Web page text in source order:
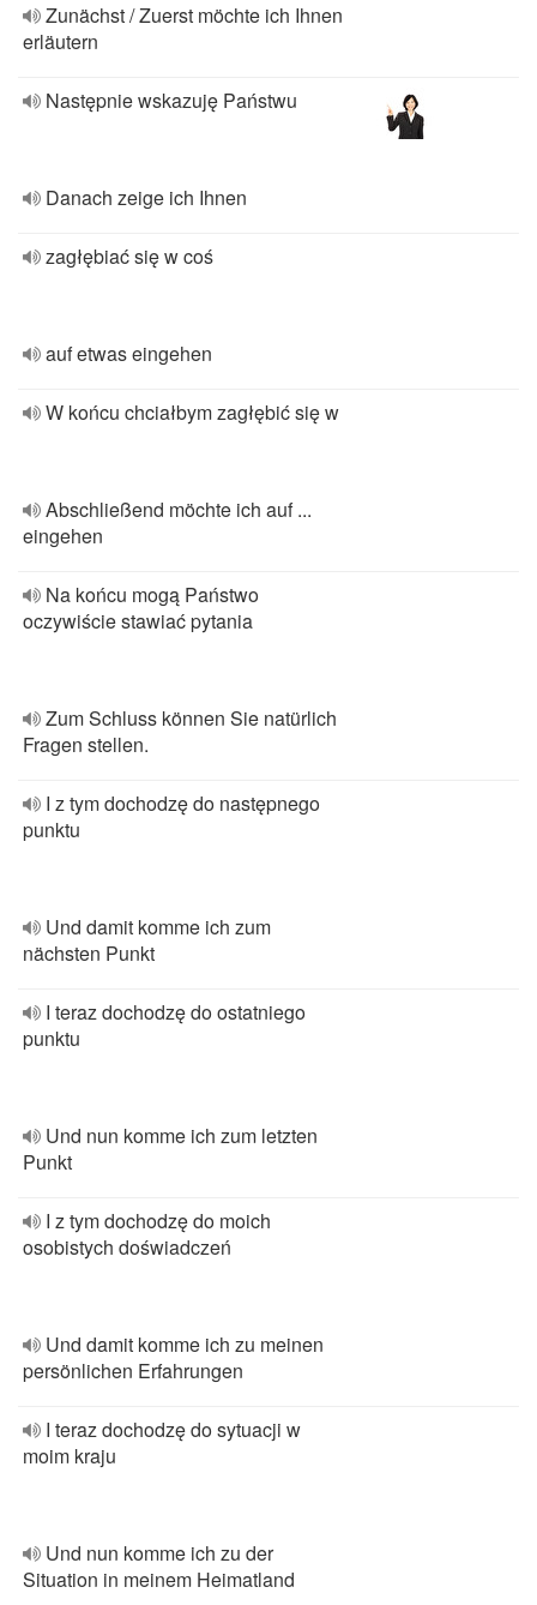
Zunächst / Zuerst möchte ich Ihnen
erläutern
Następnie wskazuję Państwu
Danach zeige ich Ihnen
zagłębiać się w coś
auf etwas eingehen
W końcu chciałbym zagłębić się w
Abschließend möchte ich auf ...
eingehen
Na końcu mogą Państwo
oczywiście stawiać pytania
Zum Schluss können Sie natürlich
Fragen stellen.
I z tym dochodzę do następnego
punktu
Und damit komme ich zum
nächsten Punkt
I teraz dochodzę do ostatniego
punktu
Und nun komme ich zum letzten
Punkt
I z tym dochodzę do moich
osobistych doświadczeń
Und damit komme ich zu meinen
persönlichen Erfahrungen
I teraz dochodzę do sytuacji w
moim kraju
Und nun komme ich zu der
Situation in meinem Heimatland